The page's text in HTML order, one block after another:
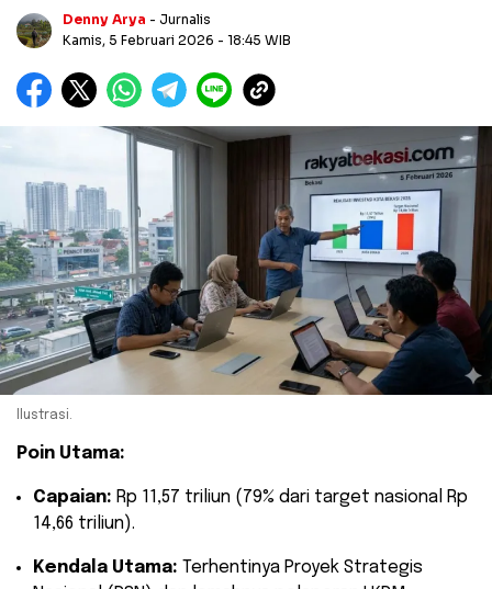
Denny Arya - Jurnalis
Kamis, 5 Februari 2026 - 18:45 WIB
Ilustrasi.
Poin Utama:
Capaian: Rp 11,57 triliun (79% dari target nasional Rp
14,66 triliun).
Kendala Utama: Terhentinya Proyek Strategis